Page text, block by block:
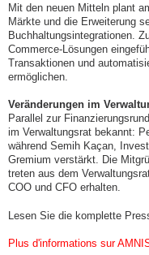
Mit den neuen Mitteln plant
Märkte und die Erweiterung
Buchhaltungsintegrationen.
Commerce-Lösungen
Transaktionen und
ermöglichen.
Veränderungen im
Parallel zur
im Verwaltungsrat bekannt:
während Semih Kaçan,
Gremium verstärkt. Die
treten aus dem
COO und CFO erhalten.
Lesen Sie die komplette
Plus d'informations sur